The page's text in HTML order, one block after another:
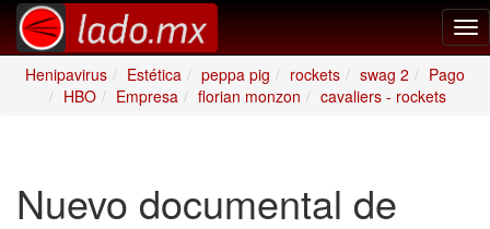
Henipavirus
Estética peppa pig rockets swag 2
Pago
HBO
Empresa florian monzon cavaliers - rockets
Nuevo documental de